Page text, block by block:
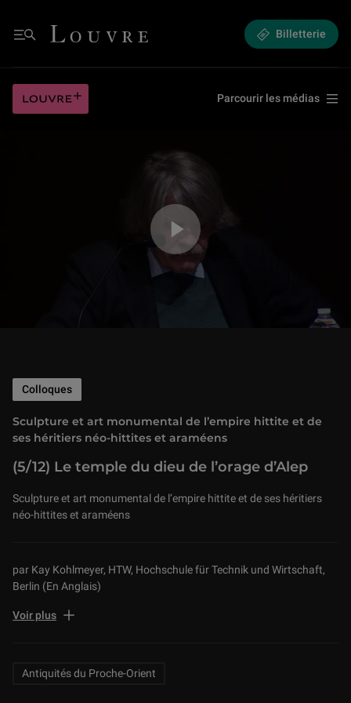
Menu
Louvre - Retour à l'accueil Billetterie
Parcourir les médias
Jouer la vidéo (5/12) Le temple du dieu de l’orage d’Alep
(5/12) Le temple du dieu de l’orage d’Alep
Colloques
Sculpture et art monumental de l’empire hittite et de
ses héritiers néo-hittites et araméens
Sculpture et art monumental de l’empire hittite et de ses héritiers
néo-hittites et araméens
par Kay Kohlmeyer, HTW, Hochschule für Technik und Wirtschaft,
Berlin (En Anglais)
Auditorium du Louvre, 17 mai 2019
Voir plus
Related Keywords
Antiquités du Proche-Orient